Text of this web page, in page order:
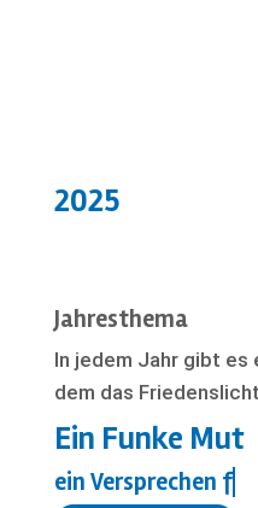
2025
Jahresthema
In jedem Jahr gibt
dem das
Ein Funke Mut
ein Versprechen